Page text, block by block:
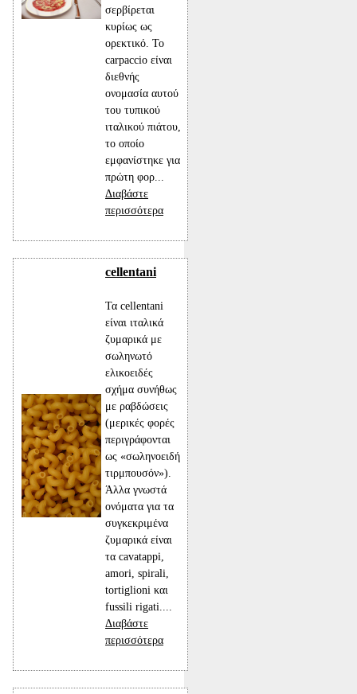
σερβίρεται
κυρίως ως
ορεκτικό. Το
carpaccio είναι
διεθνής
ονομασία αυτού
του τυπικού
ιταλικού πιάτου,
το οποίο
εμφανίστηκε για
πρώτη φορ...
Διαβάστε
περισσότερα
cellentani
Τα cellentani
είναι ιταλικά
ζυμαρικά με
σωληνωτό
ελικοειδές
σχήμα συνήθως
με ραβδώσεις
(μερικές φορές
περιγράφονται
ως «σωληνοειδή
τιρμπουσόν»).
Άλλα γνωστά
ονόματα για τα
συγκεκριμένα
ζυμαρικά είναι
τα cavatappi,
amori, spirali,
tortiglioni και
fussili rigati....
Διαβάστε
περισσότερα